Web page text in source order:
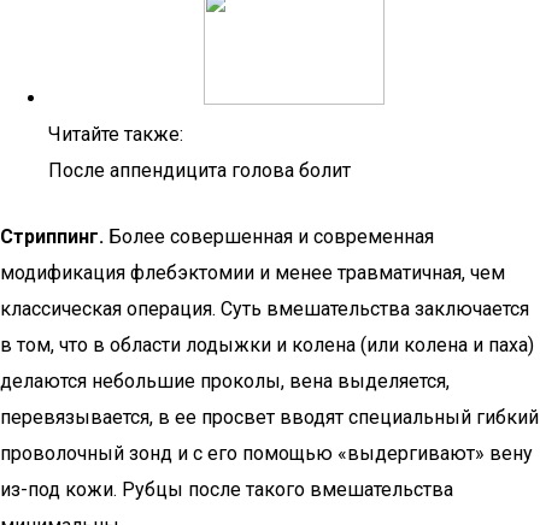
Читайте также:
После аппендицита голова болит
Стриппинг. Более совершенная и современная
модификация флебэктомии и менее травматичная, чем
классическая операция. Суть вмешательства заключается
в том, что в области лодыжки и колена (или колена и паха)
делаются небольшие проколы, вена выделяется,
перевязывается, в ее просвет вводят специальный гибкий
проволочный зонд и с его помощью «выдергивают» вену
из-под кожи. Рубцы после такого вмешательства